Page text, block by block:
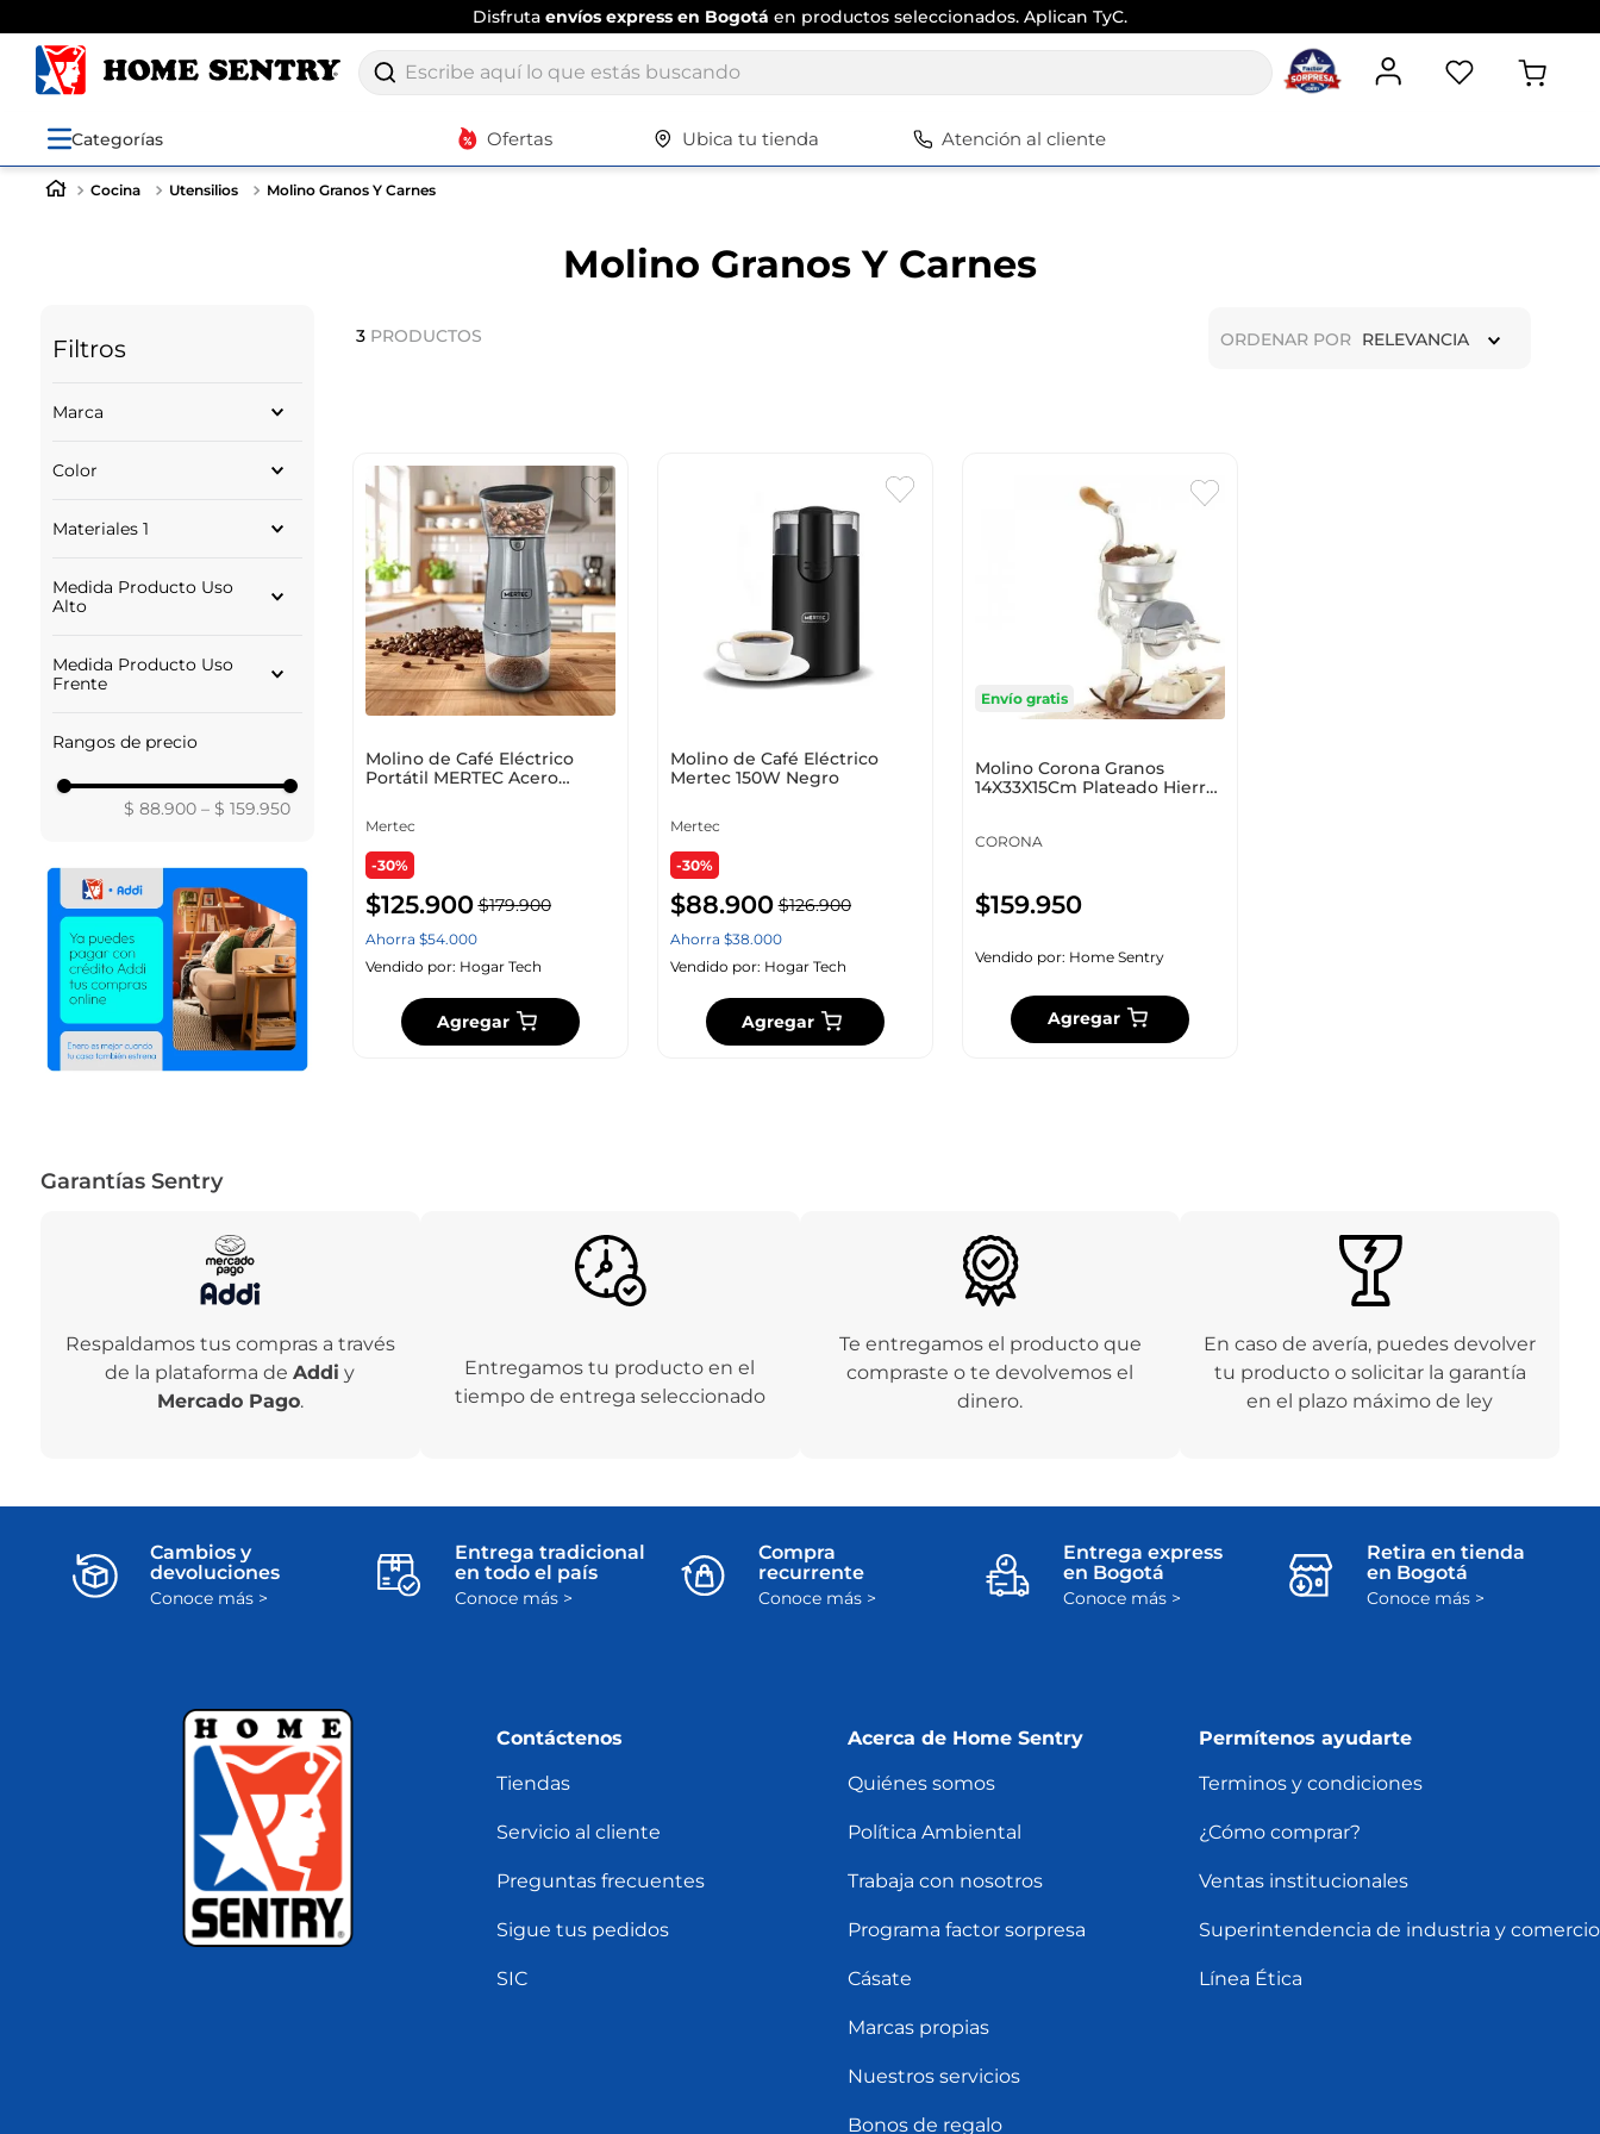
Disfruta envíos express en Bogotá en productos seleccionados. Aplican TyC.
Escribe aquí lo que estás buscando
Categorías Ofertas Ubica tu tienda Atención al cliente
Cocina Utensilios Molino Granos Y Carnes
Molino Granos Y Carnes
Filtros
Marca
CORONA
Color
Materiales 1
Medida Producto Uso
Alto
Medida Producto Uso
Frente
Rangos de precio
$ 88.900 – $ 159.950
3 PRODUCTOS ORDENAR POR RELEVANCIA
Molino de Café Eléctrico
Portátil MERTEC Acero
Mertec
-30%
$125.900 $179.900
Ahorra $54.000
Vendido por: Hogar Tech
Agregar
Molino de Café Eléctrico
Mertec 150W Negro
Mertec
-30%
$88.900 $126.900
Ahorra $38.000
Vendido por: Hogar Tech
Agregar
Envío gratis
Molino Corona Granos
14X33X15Cm Plateado Hierro
CORONA
$159.950
Vendido por: Home Sentry
Agregar
Garantías Sentry
Respaldamos tus compras a través
de la plataforma deAddi y
Mercado Pago.
Entregamos tu producto en el
tiempo de entrega seleccionado
Te entregamos el producto que
compraste o te devolvemos el
dinero.
En caso de avería, puedes devolver
tu producto o solicitar la garantía
en el plazo máximo de ley
Cambios y
devoluciones
Conoce más >
Entrega tradicional
en todo el país
Conoce más >
Compra
recurrente
Conoce más >
Entrega express
en Bogotá
Conoce más >
Retira en tienda
en Bogotá
Conoce más >
Contáctenos
Tiendas
Servicio al cliente
Preguntas frecuentes
Sigue tus pedidos
SIC
Acerca de Home Sentry
Quiénes somos
Política Ambiental
Trabaja con nosotros
Programa factor sorpresa
Cásate
Marcas propias
Nuestros servicios
Bonos de regalo
Permítenos ayudarte
Terminos y condiciones
¿Cómo comprar?
Ventas institucionales
Superintendencia de industria y comercio
Línea Ética
Términos más buscados
3 .
vajilla
8.
9.
10.